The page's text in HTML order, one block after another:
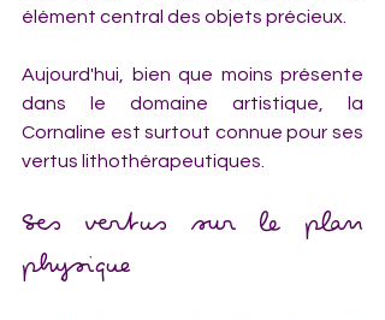
élément central des objets précieux.
Aujourd'hui, bien que moins présente
dans le domaine artistique, la
Cornaline est surtout connue pour ses
vertus lithothérapeutiques.
Ses vertus sur le plan
physique